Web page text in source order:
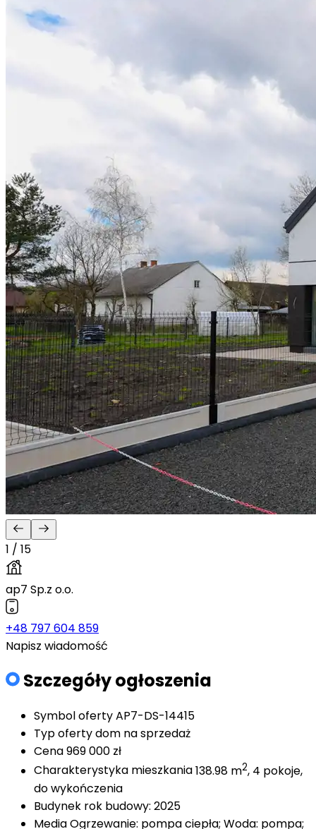
1 / 15
ap7 Sp.z o.o.
+48 797 604 859
Napisz wiadomość
Szczegóły ogłoszenia
Symbol ofertyAP7-DS-14415
Typ ofertydom na sprzedaż
Cena969 000 zł
Charakterystyka mieszkania138.98 m2, 4 pokoje,
do wykończenia
Budynek rok budowy: 2025
MediaOgrzewanie: pompa ciepła; Woda: pompa;